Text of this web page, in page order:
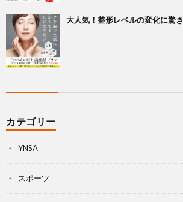
大人気！整形レベルの変化に驚き
カテゴリー
YNSA
スポーツ